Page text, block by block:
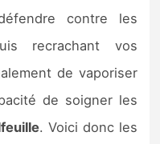
contre les
recrachant vos
de vaporiser
de soigner les
. Voici donc les